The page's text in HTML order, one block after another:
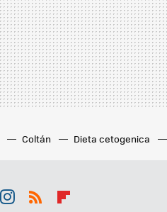
Coltán Dieta cetogenica